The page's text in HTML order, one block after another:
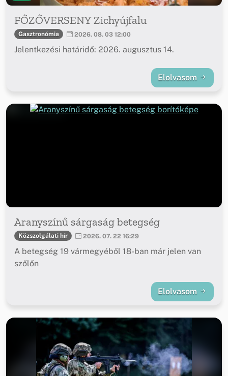
FŐZŐVERSENY Zichyújfalu
Gasztronómia 2026. 08. 03 12:00
Jelentkezési határidő: 2026. augusztus 14.
Elolvasom
Aranyszínű sárgaság betegség
Közszolgálati hír 2026. 07. 22 16:29
A betegség 19 vármegyéből 18-ban már jelen van
szőlőn
Elolvasom